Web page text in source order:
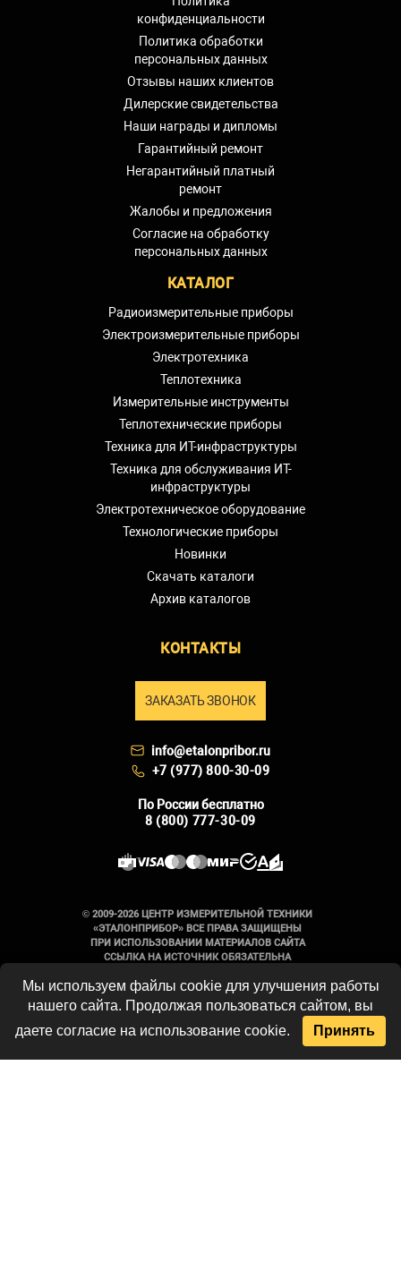
конфиденциальности
Политика обработки
персональных данных
Отзывы наших клиентов
Дилерские свидетельства
Наши награды и дипломы
Гарантийный ремонт
Негарантийный платный
ремонт
Жалобы и предложения
Согласие на обработку
персональных данных
КАТАЛОГ
Радиоизмерительные приборы
Электроизмерительные приборы
Электротехника
Теплотехника
Измерительные инструменты
Теплотехнические приборы
Техника для ИТ-инфраструктуры
Техника для обслуживания ИТ-
инфраструктуры
Электротехническое оборудование
Технологические приборы
Новинки
Скачать каталоги
Архив каталогов
КОНТАКТЫ
ЗАКАЗАТЬ ЗВОНОК
info@etalonpribor.ru
+7 (977) 800-30-09
По России бесплатно
8 (800) 777-30-09
© 2009-2026 ЦЕНТР ИЗМЕРИТЕЛЬНОЙ ТЕХНИКИ
«ЭТАЛОНПРИБОР» ВСЕ ПРАВА ЗАЩИЩЕНЫ
ПРИ ИСПОЛЬЗОВАНИИ МАТЕРИАЛОВ САЙТА
ССЫЛКА НА ИСТОЧНИК ОБЯЗАТЕЛЬНА
Вся информация на сайте носит
справочный характер и не является
публичной офертой, определяемой
положениями Статьи 437 Гражданского
Мы используем файлы cookie для улучшения работы
нашего сайта. Продолжая пользоваться сайтом, вы
даете согласие на использование cookie.
Принять